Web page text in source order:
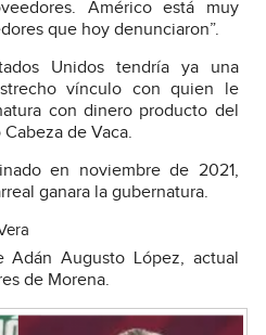
Américo está muy
que hoy denunciaron”.
Unidos tendría ya una
vínculo con quien le
con dinero producto del
de Vaca.
en noviembre de 2021,
ganara la gubernatura.
Augusto López, actual
de Morena.